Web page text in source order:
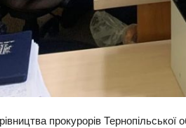
прокурорів Тернопільської